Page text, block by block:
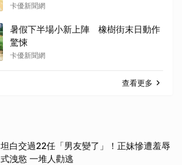
卡優新聞網
暑假下半場小新上陣 橡樹街末日動作
驚悚
卡優新聞網
查看更多
坦白交過22任「男友變了」！正妹慘遭羞辱
式洩慾 一堆人勸逃